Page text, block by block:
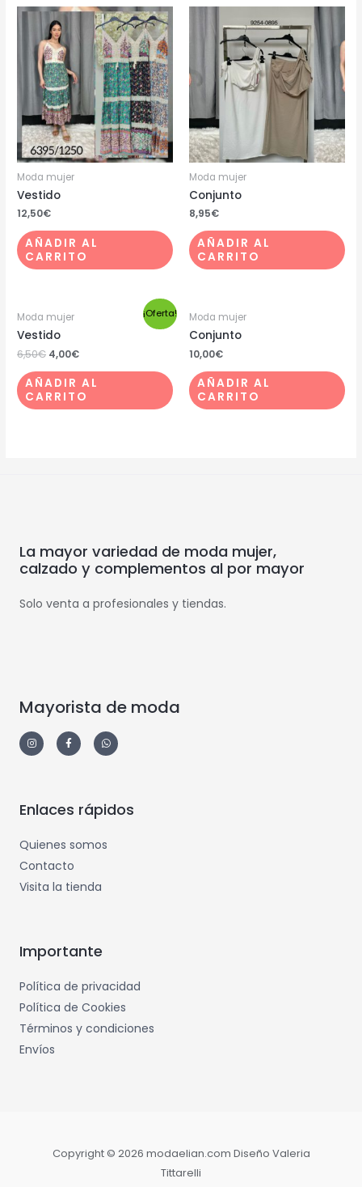
Moda mujer
Vestido
12,50€
AÑADIR AL
CARRITO
Moda mujer
Conjunto
8,95€
AÑADIR AL
CARRITO
¡Oferta!
Moda mujer
Vestido
6,50€ 4,00€
AÑADIR AL
CARRITO
Moda mujer
Conjunto
10,00€
AÑADIR AL
CARRITO
La mayor variedad de moda mujer,
calzado y complementos al por mayor
Solo venta a profesionales y tiendas.
Mayorista de moda
Enlaces rápidos
Quienes somos
Contacto
Visita la tienda
Importante
Política de privacidad
Política de Cookies
Términos y condiciones
Envíos
Copyright © 2026 modaelian.com Diseño Valeria
Tittarelli